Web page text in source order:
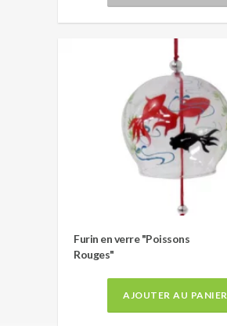
Furin en verre "Poissons
Rouges"
AJOUTER AU PANIER